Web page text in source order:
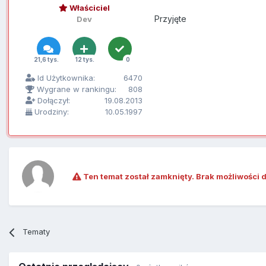
Właściciel
Dev
21,6 tys. 12 tys. 0
Id Użytkownika:
6470
Wygrane w rankingu:
808
Dołączył:
19.08.2013
Urodziny:
10.05.1997
Przyjęte
Ten temat został zamknięty. Brak możliwości
Tematy